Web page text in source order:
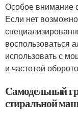
Особое внимание
Если нет
воспользоваться
использовать с
и частотой
Самодельный
стиральной